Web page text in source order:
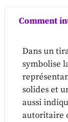
Comment
Dans un
symbolise
solides et
aussi
autoritaire